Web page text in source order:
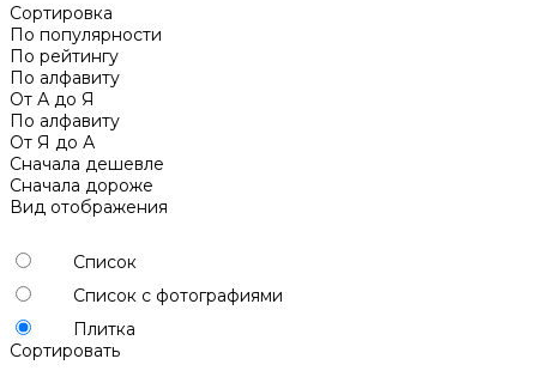
Сортировка
По популярности
По рейтингу
По алфавиту
От А до Я
По алфавиту
От Я до А
Сначала дешевле
Сначала дороже
Вид отображения
Список
Список с фотографиями
Плитка
Сортировать